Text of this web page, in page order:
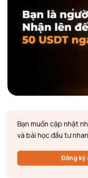
Bạn muốn cập nhật
và bài học đầu tư
Đăng ký